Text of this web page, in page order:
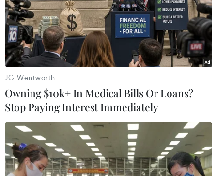
#Ribery #Messi #Cristiano Ronaldo
#Cú ăn ba
#Quả bóng Vàng
Anh
Theo dõi VietnamPlus
JG Wentworth
Owning $10k+ In Medical Bills Or Loans?
Stop Paying Interest Immediately